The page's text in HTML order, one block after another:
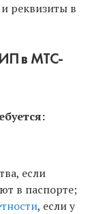
реквизиты в
ИП в МТС-
если
в паспорте;
, если у